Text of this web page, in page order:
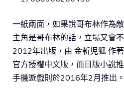
一紙兩面，如果說哥布林作為
主角是哥布林的話，立場又會
2012年出版，由 金斬児狐 作
官方授權中文版，而日版小說
手機遊戲則於2016年2月推出。